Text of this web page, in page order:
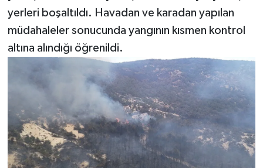
yerleri boşaltıldı. Havadan ve karadan yapılan
müdahaleler sonucunda yangının kısmen kontrol
altına alındığı öğrenildi.